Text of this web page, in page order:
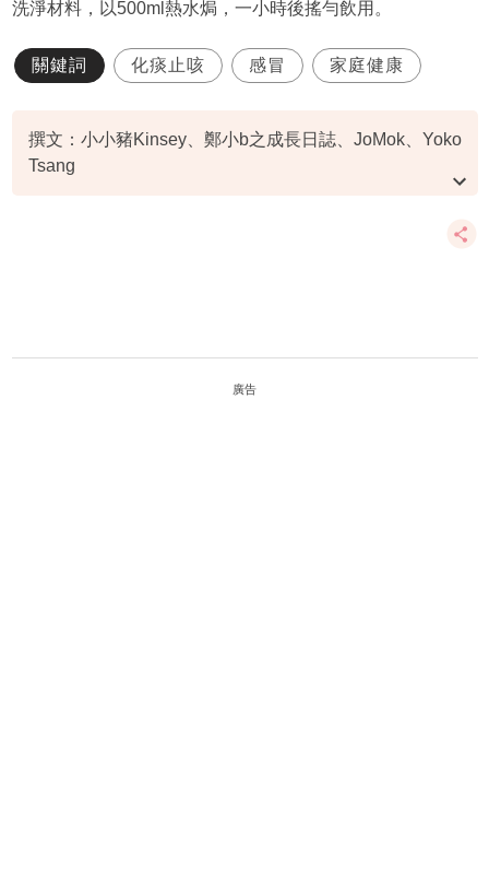
洗淨材料，以500ml熱水焗，一小時後搖勻飲用。
關鍵詞 化痰止咳 感冒 家庭健康
撰文：小小豬Kinsey、鄭小b之成長日誌、JoMok、Yoko
Tsang
廣告